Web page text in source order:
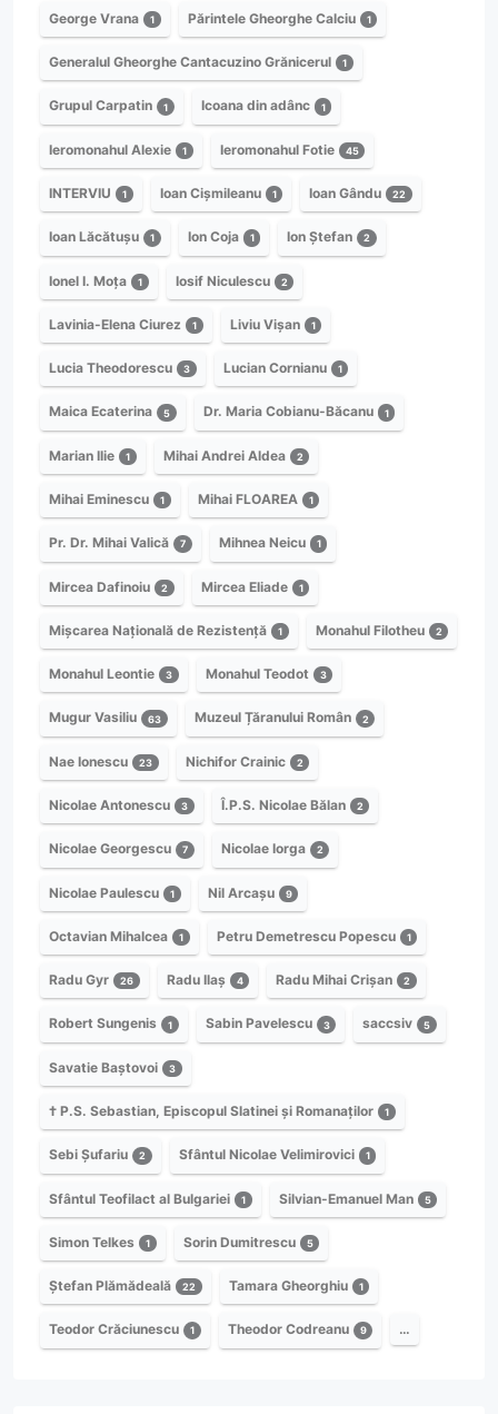
George Vrana 1 Părintele Gheorghe Calciu 1
Generalul Gheorghe Cantacuzino Grănicerul 1
Grupul Carpatin 1 Icoana din adânc 1
Ieromonahul Alexie 1 Ieromonahul Fotie 45
INTERVIU 1 Ioan Cișmileanu 1 Ioan Gându 22
Ioan Lăcătușu 1 Ion Coja 1 Ion Ștefan 2
Ionel I. Moța 1 Iosif Niculescu 2
Lavinia-Elena Ciurez 1 Liviu Vișan 1
Lucia Theodorescu 3 Lucian Cornianu 1
Maica Ecaterina 5 Dr. Maria Cobianu-Băcanu 1
Marian Ilie 1 Mihai Andrei Aldea 2
Mihai Eminescu 1 Mihai FLOAREA 1
Pr. Dr. Mihai Valică 7 Mihnea Neicu 1
Mircea Dafinoiu 2 Mircea Eliade 1
Mișcarea Națională de Rezistență 1 Monahul Filotheu 2
Monahul Leontie 3 Monahul Teodot 3
Mugur Vasiliu 63 Muzeul Țăranului Român 2
Nae Ionescu 23 Nichifor Crainic 2
Nicolae Antonescu 3 Î.P.S. Nicolae Bălan 2
Nicolae Georgescu 7 Nicolae Iorga 2
Nicolae Paulescu 1 Nil Arcașu 9
Octavian Mihalcea 1 Petru Demetrescu Popescu 1
Radu Gyr 26 Radu Ilaș 4 Radu Mihai Crișan 2
Robert Sungenis 1 Sabin Pavelescu 3 saccsiv 5
Savatie Baștovoi 3
† P.S. Sebastian, Episcopul Slatinei și Romanaților 1
Sebi Șufariu 2 Sfântul Nicolae Velimirovici 1
Sfântul Teofilact al Bulgariei 1 Silvian-Emanuel Man 5
Simon Telkes 1 Sorin Dumitrescu 5
Ștefan Plămădeală 22 Tamara Gheorghiu 1
Teodor Crăciunescu 1 Theodor Codreanu 9 …